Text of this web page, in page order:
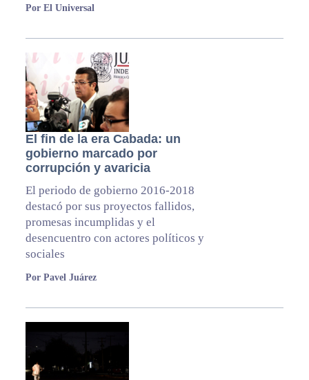
Por El Universal
El fin de la era Cabada: un
gobierno marcado por
corrupción y avaricia
El periodo de gobierno 2016-2018
destacó por sus proyectos fallidos,
promesas incumplidas y el
desencuentro con actores políticos y
sociales
Por Pavel Juárez